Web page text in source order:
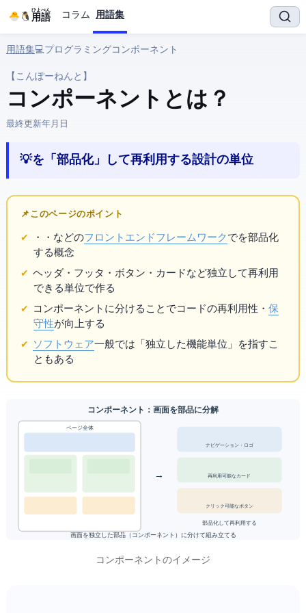
IT用語
ひよぺん コラム 用語集
用語集› 💻 プログラミング › コンポーネント
【こんぽーねんと】
コンポーネント とは？
最終更新:2026年4月20日
💡 UIを「部品化」して再利用する設計の単位
📌 このページのポイント
・ ・ などのフロントエンドフレームワークでを部品化
する概念
ヘッダ・フッタ・ボタン・カードなど独立して再利用
できる単位で作る
コンポーネントに分けることでコードの再利用性・保
守性が向上する
ソフトウェア一般では「独立した機能単位」を指すこ
ともある
UIコンポーネント：画面を部品に分解
ページ全体
→
ナビゲーション・ロゴ
再利用可能なカード
クリック可能なボタン
部品化して再利用する
画面を独立した部品（コンポーネント）に分けて組み立てる
UIコンポーネントのイメージ